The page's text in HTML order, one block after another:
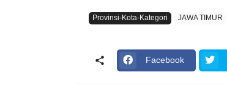
Provinsi-Kota-Kategori JAWA TIMUR
Facebook